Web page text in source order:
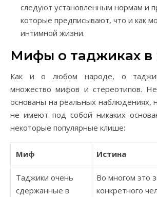
следуют установленным нормам и
которые предписывают, что и как
интимной жизни.
Мифы о таджиках в
Как и о любом народе, о
множество мифов и стереотипов.
основаны на реальных наблюдениях,
не имеют под собой никаких
некоторые популярные клише:
Миф Истина
Таджики очень
сдержанные в
Во многом это
конкретного